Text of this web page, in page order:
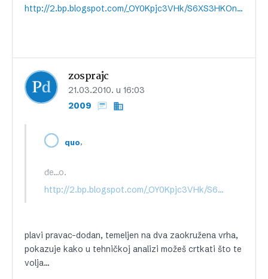
http://2.bp.blogspot.com/_OY0Kpjc3VHk/S6XS3HKOnNI/AAAAAAAAB4c/XUblLO0eXoY/s1600-h/NDX.gif
zosprajc
21.03.2010. u 16:03
2009
quo,
đe…o.
http://2.bp.blogspot.com/_OY0Kpjc3VHk/S6XS3HKOnNI/AAAAAAAAB4c/XUblLO0eXoY/s1600-h/NDX.gif
plavi pravac-dodan, temeljen na dva zaokružena vrha,
pokazuje kako u tehničkoj analizi možeš crtkati što te
volja…